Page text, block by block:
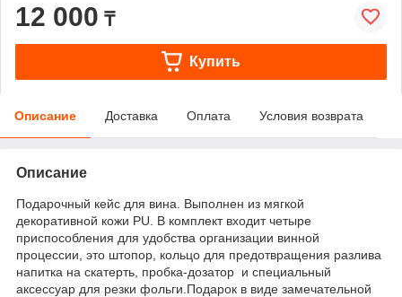
12 000 ₸
Купить
Описание Доставка Оплата Условия возврата
Описание
Подарочный кейс для вина. Выполнен из мягкой
декоративной кожи PU. В комплект входит четыре
приспособления для удобства организации винной
процессии, это штопор, кольцо для предотвращения разлива
напитка на скатерть, пробка-дозатор и специальный
аксессуар для резки фольги.Подарок в виде замечательной